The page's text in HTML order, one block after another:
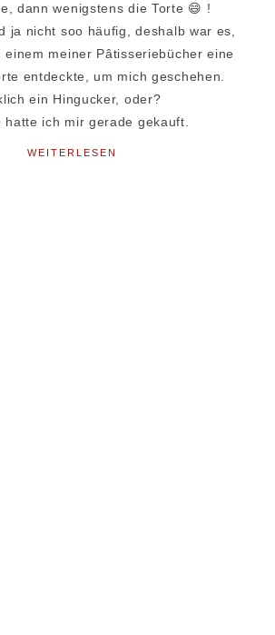
dann wenigstens die Torte 😄 !
ja nicht soo häufig, deshalb war es,
meiner Pâtisseriebücher eine
entdeckte, um mich geschehen.
ein Hingucker, oder?
hatte ich mir gerade gekauft.
WEITERLESEN